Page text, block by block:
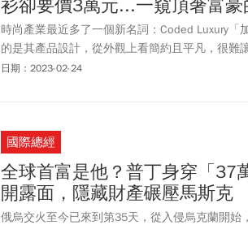
衫卻要價3萬元...一窺頂奢富豪
時尚產業最近多了一個新名詞：Coded Luxury
的是其產品設計，從外觀上看簡約且平凡，很難
級面料而且售價驚人。這是只有真正巷內人才會
日期：2023-02-24
國際總經
全球首富是他？普丁身穿「37
開露面，隱藏財產碾壓馬斯克
俄烏交火至今已來到第35天，從入侵烏克蘭開始